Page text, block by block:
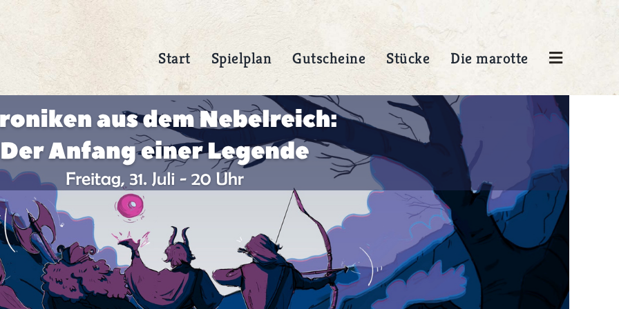
Start Spielplan Gutscheine Stücke Die marotte
Anfahrt
11
Karlsruhe
Maps
Preise
Kindervorstellung: 8,- € K. / 13,-
€ E.
Abendvorstellung: 20,- € E. /
10.- € Erm.
Presse
Gesammelte Presseartikel aus
über 20 Jahren marotte
Figurentheater.
MEHR